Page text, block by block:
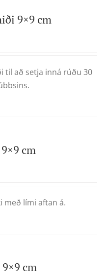
9×9 cm
til að setja inná rúðu 30
cm
með lími aftan á.
cm